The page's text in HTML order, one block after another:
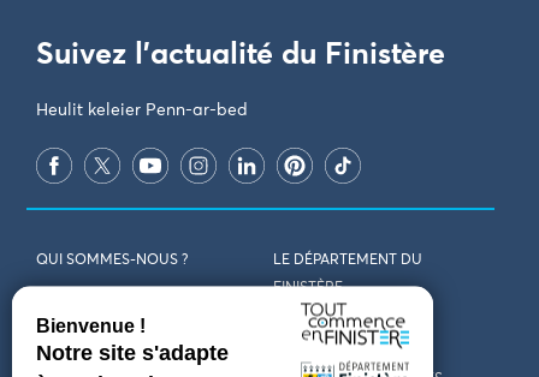
Suivez l'actualité du Finistère
Heulit keleier Penn-ar-bed
QUI SOMMES-NOUS ?
LE DÉPARTEMENT DU
FINISTÈRE
REJOIGNEZ-NOUS VENIR EN FINISTÈRE